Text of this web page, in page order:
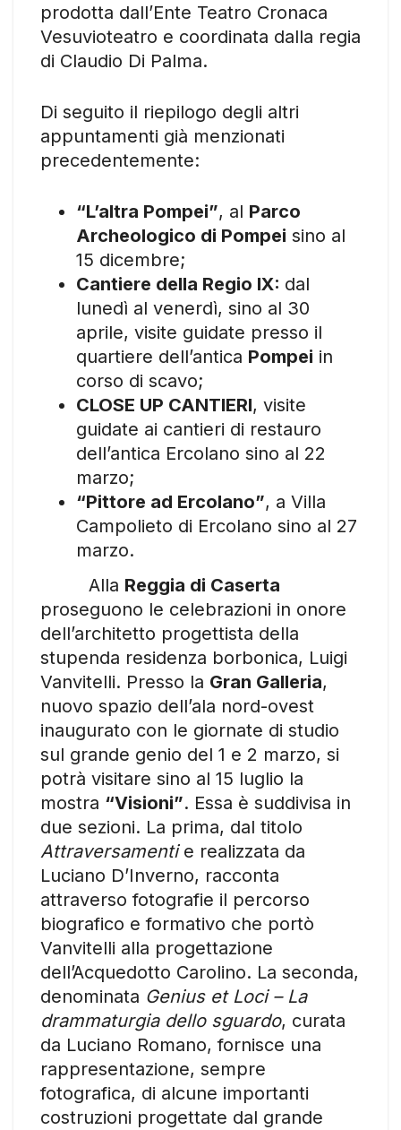
prodotta dall’Ente Teatro Cronaca
Vesuvioteatro e coordinata dalla regia
di Claudio Di Palma.
Di seguito il riepilogo degli altri
appuntamenti già menzionati
precedentemente:
“L’altra Pompei”, al Parco
Archeologico di Pompei sino al
15 dicembre;
Cantiere della Regio IX: dal
lunedì al venerdì, sino al 30
aprile, visite guidate presso il
quartiere dell’antica Pompei in
corso di scavo;
CLOSE UP CANTIERI, visite
guidate ai cantieri di restauro
dell’antica Ercolano sino al 22
marzo;
“Pittore ad Ercolano”, a Villa
Campolieto di Ercolano sino al 27
marzo.
Alla Reggia di Caserta
proseguono le celebrazioni in onore
dell’architetto progettista della
stupenda residenza borbonica, Luigi
Vanvitelli. Presso la Gran Galleria,
nuovo spazio dell’ala nord-ovest
inaugurato con le giornate di studio
sul grande genio del 1 e 2 marzo, si
potrà visitare sino al 15 luglio la
mostra “Visioni”. Essa è suddivisa in
due sezioni. La prima, dal titolo
Attraversamentie realizzata da
Luciano D’Inverno, racconta
attraverso fotografie il percorso
biografico e formativo che portò
Vanvitelli alla progettazione
dell’Acquedotto Carolino. La seconda,
denominata Genius et Loci – La
drammaturgia dello sguardo, curata
da Luciano Romano, fornisce una
rappresentazione, sempre
fotografica, di alcune importanti
costruzioni progettate dal grande